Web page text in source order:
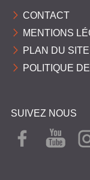
CONTACT
MENTIONS
PLAN DU SITE
POLITIQUE
SUIVEZ NOUS
FAC
EBO
YOU
TUB